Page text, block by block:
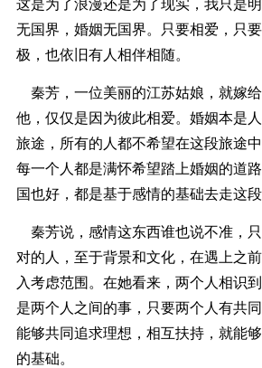
这是为了浪漫还是为了现实，我只是
无国界，婚姻无国界。只要相爱，只
极，也依旧有人相伴相随。
秦芳，一位美丽的江苏姑娘，就嫁
他，仅仅是因为彼此相爱。婚姻本是
旅途，所有的人都不希望在这段旅途
每一个人都是满怀希望踏上婚姻的道
国也好，都是基于感情的基础去走这段
秦芳说，感情这东西谁也说不准，
对的人，至于背景和文化，在遇上之
入考虑范围。在她看来，两个人相识
是两个人之间的事，只要两个人有共
能够共同追求理想，相互扶持，就能
的基础。